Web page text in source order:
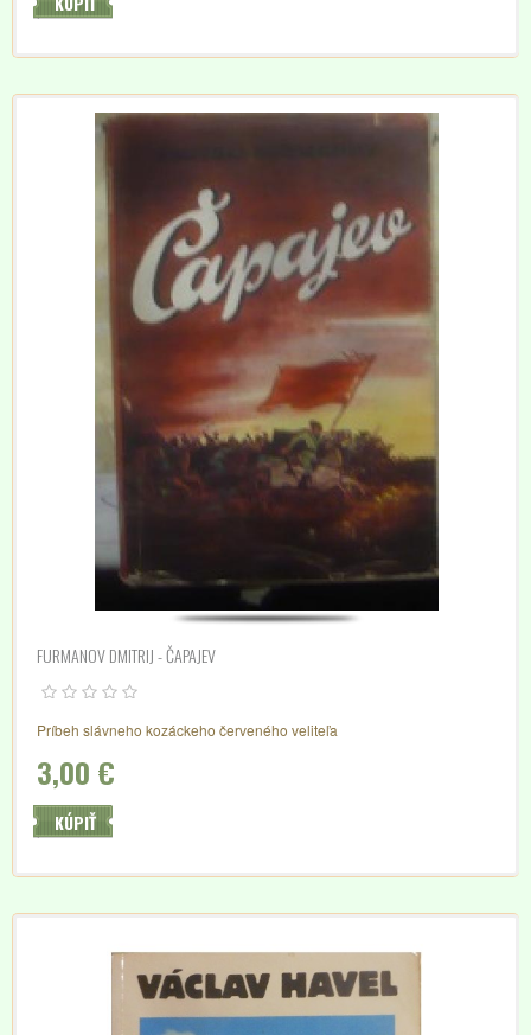
FURMANOV DMITRIJ - ČAPAJEV
Príbeh slávneho kozáckeho červeného veliteľa
3,00 €
KÚPIŤ